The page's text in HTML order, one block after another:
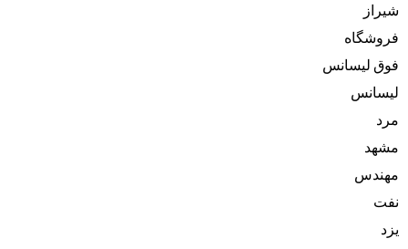
شیراز
فروشگاه
فوق لیسانس
لیسانس
مرد
مشهد
مهندس
نفت
یزد